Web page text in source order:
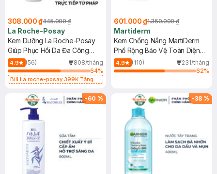
308.000 ₫445.000 ₫
La Roche-Posay
Kem Dưỡng La Roche-Posay
Giúp Phục Hồi Da Đa Công
Dụng 40ml
4.9 (56)
808/tháng
64%
Bill La roche-posay 399K Tặng
(SL có hạn)
601.000 ₫1.350.000 ₫
Martiderm
Kem Chống Nắng MartiDerm
Phổ Rộng Bảo Vệ Toàn Diện
40ml
4.9 (110)
231/tháng
62%
-60 % -38 %